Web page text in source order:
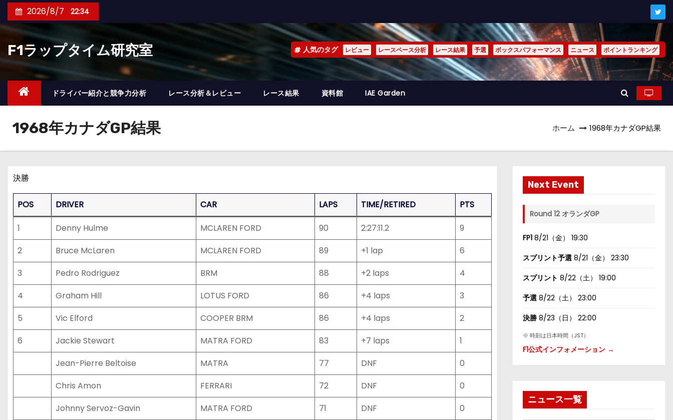
ン
ツ
キ
2026/8/7 22:34
F1ラップタイム研究室 人気のタグ レビュー レースペース分析 レース結果 予選 ボックスパフォーマンス ニュース ポイントランキング
ドライバー紹介と競争力分析 レース分析＆レビュー レース結果 資料館 IAE Garden
1968年カナダGP結果 ホーム 1968年カナダGP結果
決勝
POS DRIVER CAR LAPS TIME/RETIRED PTS
1 Denny Hulme MCLAREN FORD 90 2:27:11.2
9
2
Bruce McLaren MCLAREN FORD 89 +1 lap
6
3
Pedro Rodriguez BRM 88 +2 laps
4
4
Graham Hill LOTUS FORD 86 +4 laps
3
5
Vic Elford COOPER BRM 86 +4 laps
2
6
Jackie Stewart MATRA FORD 83 +7 laps
1
Jean-Pierre Beltoise
MATRA 77 DNF
0
Chris Amon
FERRARI 72 DNF
0
Johnny Servoz-Gavin
MATRA FORD 71 DNF
0
Next Event
Round 12 オランダGP
FP1 8/21（金） 19:30
スプリント予選 8/21（金） 23:30
スプリント 8/22（土） 19:00
予選 8/22（土） 23:00
決勝 8/23（日） 22:00
※ 時刻は日本時間（JST）
F1公式インフォメーション →
ニュース一覧